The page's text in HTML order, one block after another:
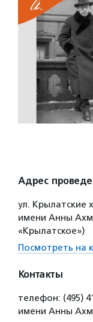
Адрес
ул. Крылатские
имени Анны
«Крылатское»)
Посмотреть на
Контакты
телефон: (495)
имени Анны